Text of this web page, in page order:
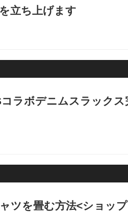
立ち上げます
ラボデニムスラックス
ツを畳む方法<ショッ